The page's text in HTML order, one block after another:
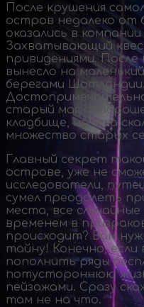
После крушения
остров недалеко от
оказались в
Захватывающий
привидениями.
вынесло на
берегами Шотландии.
старый маяк,
кладбище, но эта
множество старых
Главный секрет
острове, уже не
исследователи,
сумел преодолеть
места, все
временем в
происходит? Вам
тайну! Конечно,
пополнить ряды
потустороннюю
пейзажами. Сразу
там не на что.